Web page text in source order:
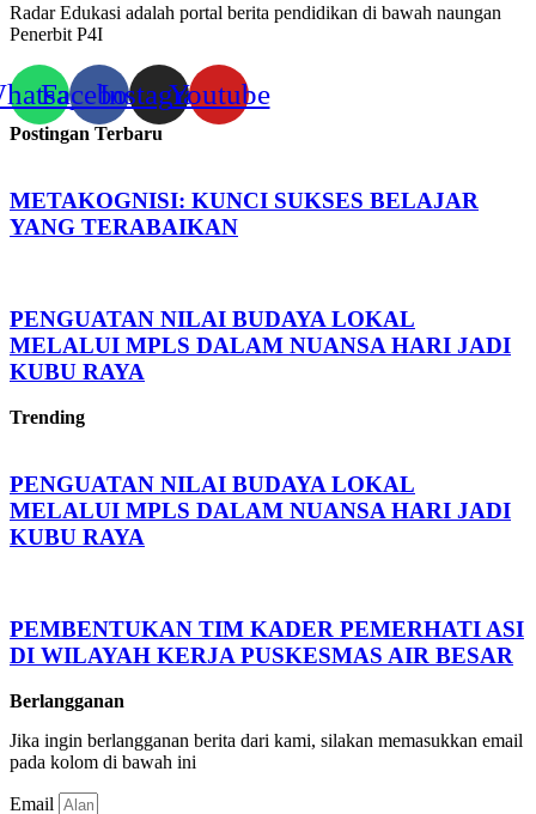
Radar Edukasi adalah portal berita pendidikan di bawah naungan
Penerbit P4I
FacebookInstagramYoutube
Postingan Terbaru
METAKOGNISI: KUNCI SUKSES BELAJAR
YANG TERABAIKAN
PENGUATAN NILAI BUDAYA LOKAL
MELALUI MPLS DALAM NUANSA HARI JADI
KUBU RAYA
Trending
PENGUATAN NILAI BUDAYA LOKAL
MELALUI MPLS DALAM NUANSA HARI JADI
KUBU RAYA
PEMBENTUKAN TIM KADER PEMERHATI ASI
DI WILAYAH KERJA PUSKESMAS AIR BESAR
Berlangganan
Jika ingin berlangganan berita dari kami, silakan memasukkan email
pada kolom di bawah ini
Email